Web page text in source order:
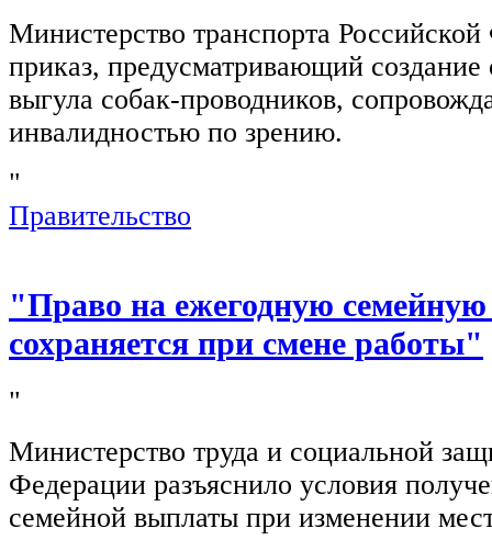
Министерство транспорта
приказ, предусматривающий создание
выгула собак-проводников,
инвалидностью по зрению.
"
Правительство
"Право на ежегодную
сохраняется при смене работы"
"
Министерство труда и социальной
Федерации разъяснило условия
семейной выплаты при изменении